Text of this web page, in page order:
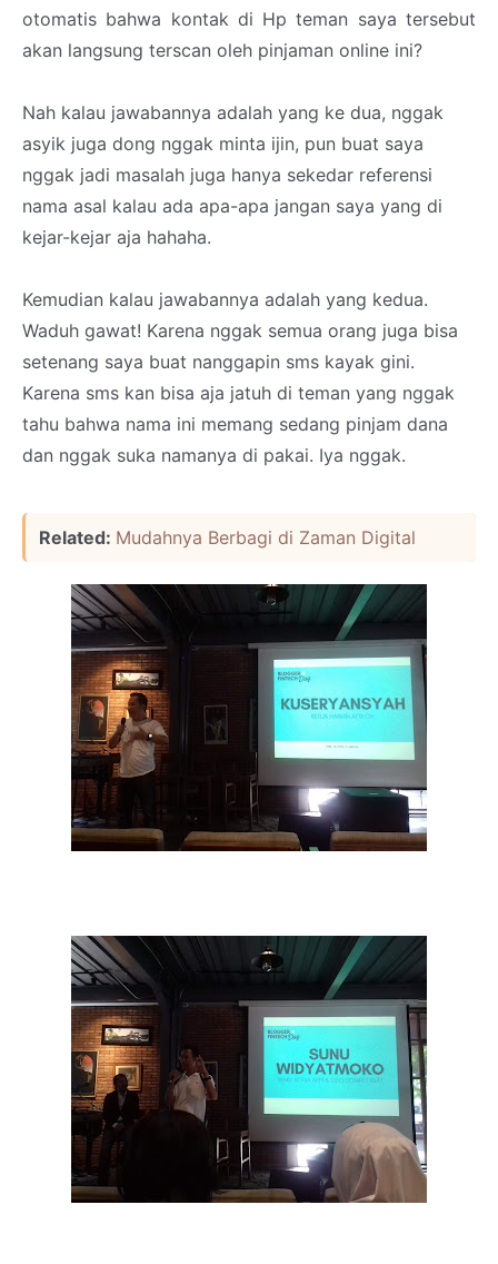
otomatis bahwa kontak di Hp teman saya tersebut
akan langsung terscan oleh pinjaman online ini?
Nah kalau jawabannya adalah yang ke dua, nggak
asyik juga dong nggak minta ijin, pun buat saya
nggak jadi masalah juga hanya sekedar referensi
nama asal kalau ada apa-apa jangan saya yang di
kejar-kejar aja hahaha.
Kemudian kalau jawabannya adalah yang kedua.
Waduh gawat! Karena nggak semua orang juga bisa
setenang saya buat nanggapin sms kayak gini.
Karena sms kan bisa aja jatuh di teman yang nggak
tahu bahwa nama ini memang sedang pinjam dana
dan nggak suka namanya di pakai. Iya nggak.
Related: Mudahnya Berbagi di Zaman Digital